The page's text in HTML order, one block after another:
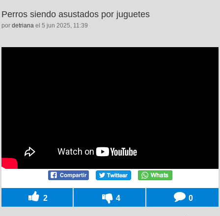
Perros siendo asustados por juguetes
por detriana el 5 jun 2025, 11:39
2 4 0